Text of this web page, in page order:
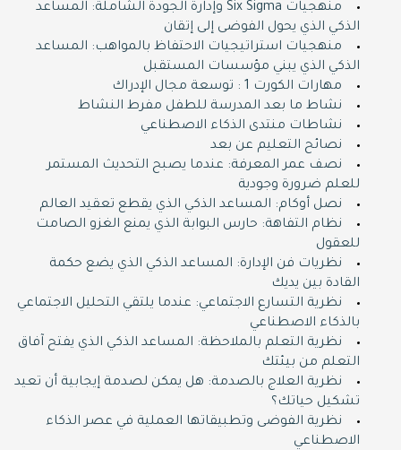
منهجيات Six Sigma وإدارة الجودة الشاملة: المساعد
الذكي الذي يحول الفوضى إلى إتقان
منهجيات استراتيجيات الاحتفاظ بالمواهب: المساعد
الذكي الذي يبني مؤسسات المستقبل
مهارات الكورت 1 : توسعة مجال الإدراك
نشاط ما بعد المدرسة للطفل مفرط النشاط
نشاطات منتدى الذكاء الاصطناعي
نصائح التعليم عن بعد
نصف عمر المعرفة: عندما يصبح التحديث المستمر
للعلم ضرورة وجودية
نصل أوكام: المساعد الذكي الذي يقطع تعقيد العالم
نظام التفاهة: حارس البوابة الذي يمنع الغزو الصامت
للعقول
نظريات فن الإدارة: المساعد الذكي الذي يضع حكمة
القادة بين يديك
نظرية التسارع الاجتماعي: عندما يلتقي التحليل الاجتماعي
بالذكاء الاصطناعي
نظرية التعلم بالملاحظة: المساعد الذكي الذي يفتح آفاق
التعلم من بيئتك
نظرية العلاج بالصدمة: هل يمكن لصدمة إيجابية أن تعيد
تشكيل حياتك؟
نظرية الفوضى وتطبيقاتها العملية في عصر الذكاء
الاصطناعي